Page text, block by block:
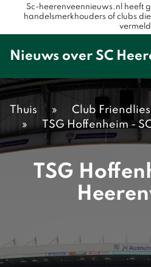
Sc-heerenveennieuws.nl heeft
handelsmerkhouders of clubs
Nieuws over SC
Thuis » Club
»
TSG Hoffenheim -
TSG